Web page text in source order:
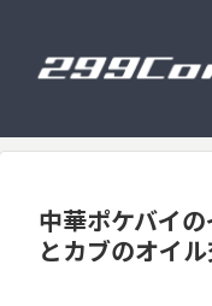
中華ポケバイ
とカブのオイ